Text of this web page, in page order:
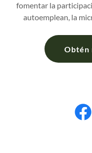
fomentar la
autoemplean, la
Obtén